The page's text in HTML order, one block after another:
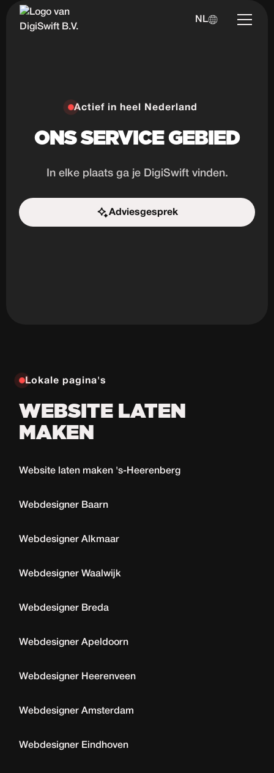
NL
Actief in heel Nederland
ONS SERVICE GEBIED
In elke plaats ga je DigiSwift vinden.
Adviesgesprek
Start de uitdaging
Lokale pagina's
WEBSITE LATEN
MAKEN
Website laten maken 's-Heerenberg
Webdesigner Baarn
Webdesigner Alkmaar
Webdesigner Waalwijk
Webdesigner Breda
Webdesigner Apeldoorn
Webdesigner Heerenveen
Webdesigner Amsterdam
Webdesigner Eindhoven